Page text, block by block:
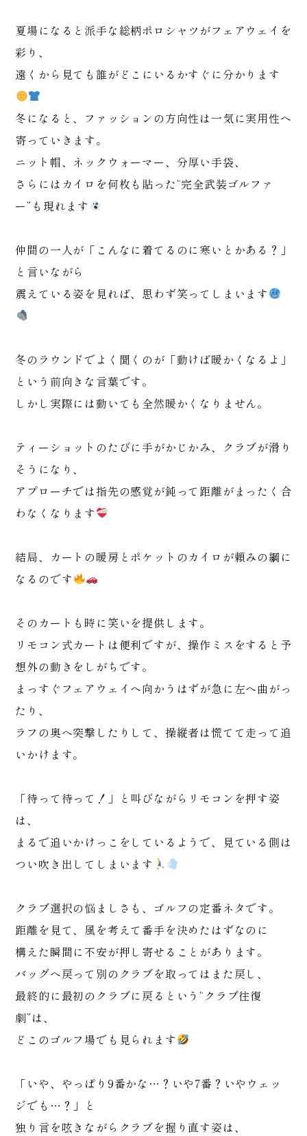
夏場になると派手な総柄ポロシャツがフェアウェイを
彩り、
遠くから見ても誰がどこにいるかすぐに分かります
冬になると、ファッションの方向性は一気に実用性へ
寄っていきます。
ニット帽、ネックウォーマー、分厚い手袋、
さらにはカイロを何枚も貼った“完全武装ゴルファ
ー”も現れます
仲間の一人が「こんなに着てるのに寒いとかある？」
と言いながら
震えている姿を見れば、思わず笑ってしまいます
冬のラウンドでよく聞くのが「動けば暖かくなるよ」
という前向きな言葉です。
しかし実際には動いても全然暖かくなりません。
ティーショットのたびに手がかじかみ、クラブが滑り
そうになり、
アプローチでは指先の感覚が鈍って距離がまったく合
わなくなります
結局、カートの暖房とポケットのカイロが頼みの綱に
なるのです
そのカートも時に笑いを提供します。
リモコン式カートは便利ですが、操作ミスをすると予
想外の動きをしがちです。
まっすぐフェアウェイへ向かうはずが急に左へ曲がっ
たり、
ラフの奥へ突撃したりして、操縦者は慌てて走って追
いかけます。
「待って待って！」と叫びながらリモコンを押す姿
は、
まるで追いかけっこをしているようで、見ている側は
つい吹き出してしまいます
クラブ選択の悩ましさも、ゴルフの定番ネタです。
距離を見て、風を考えて番手を決めたはずなのに
構えた瞬間に不安が押し寄せることがあります。
バッグへ戻って別のクラブを取ってはまた戻し、
最終的に最初のクラブに戻るという“クラブ往復
劇”は、
どこのゴルフ場でも見られます
「いや、やっぱり9番かな…？いや7番？いやウェッ
ジでも…？」と
独り言を呟きながらクラブを握り直す姿は、